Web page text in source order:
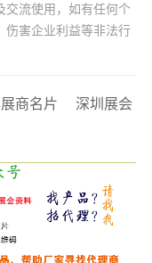
交流使用，如有任何个
伤害企业利益等非法行
商名片
深圳展会